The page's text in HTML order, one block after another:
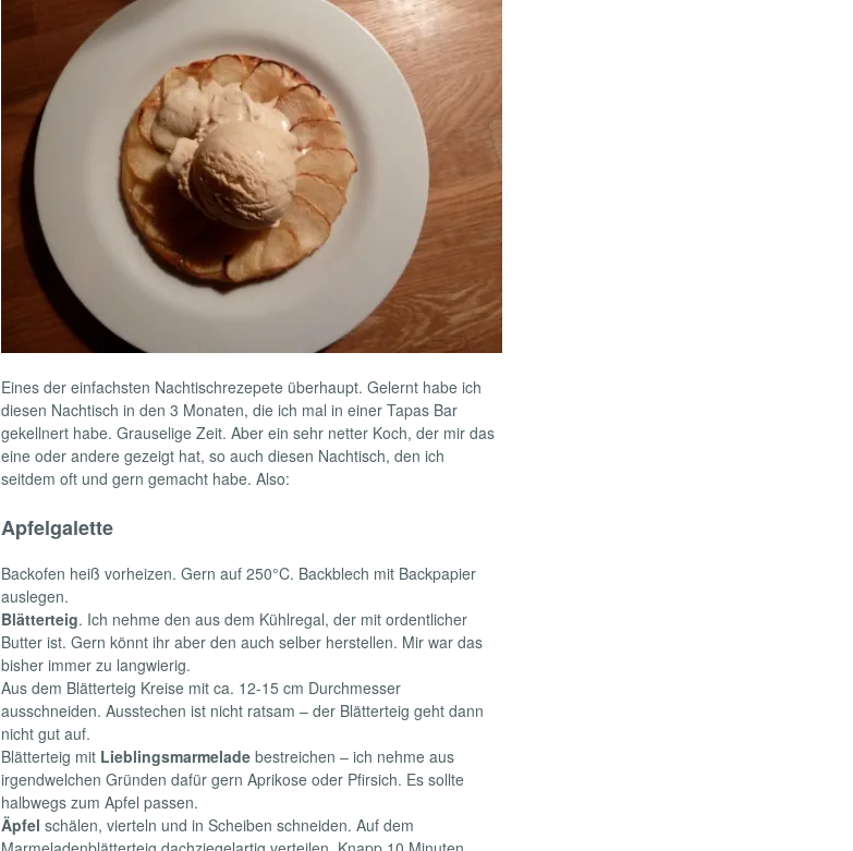
Eines der einfachsten Nachtischrezepete überhaupt. Gelernt habe ich
diesen Nachtisch in den 3 Monaten, die ich mal in einer Tapas Bar
gekellnert habe. Grauselige Zeit. Aber ein sehr netter Koch, der mir das
eine oder andere gezeigt hat, so auch diesen Nachtisch, den ich
seitdem oft und gern gemacht habe. Also:
Apfelgalette
Backofen heiß vorheizen. Gern auf 250°C. Backblech mit Backpapier
auslegen.
Blätterteig. Ich nehme den aus dem Kühlregal, der mit ordentlicher
Butter ist. Gern könnt ihr aber den auch selber herstellen. Mir war das
bisher immer zu langwierig.
Aus dem Blätterteig Kreise mit ca. 12-15 cm Durchmesser
ausschneiden. Ausstechen ist nicht ratsam – der Blätterteig geht dann
nicht gut auf.
Blätterteig mit Lieblingsmarmeladebestreichen – ich nehme aus
irgendwelchen Gründen dafür gern Aprikose oder Pfirsich. Es sollte
halbwegs zum Apfel passen.
Äpfel schälen, vierteln und in Scheiben schneiden. Auf dem